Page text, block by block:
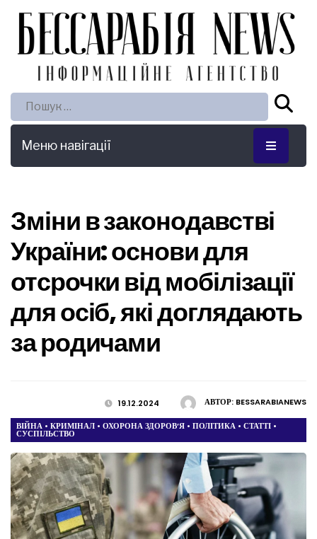
Пошук:
Меню навігації
Зміни в законодавстві
України: основи для
отсрочки від мобілізації
для осіб, які доглядають
за родичами
АВТОР: BESSARABIANEWS
19.12.2024
ВІЙНА • КРИМІНАЛ • ОХОРОНА ЗДОРОВ’Я • ПОЛІТИКА • СТАТТІ •
СУСПІЛЬСТВО